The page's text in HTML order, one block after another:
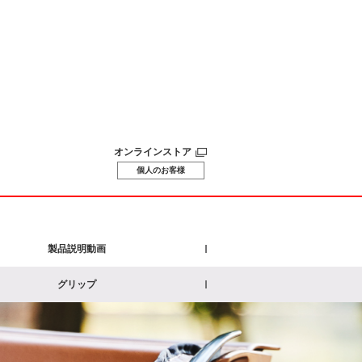
オンラインストア
個人のお客様
製品説明動画
グリップ